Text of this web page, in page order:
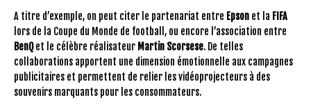
A titre d’exemple, on peut citer le partenariat entre Epson et la FIFA
lors de la Coupe du Monde de football, ou encore l’association entre
BenQet le célèbre réalisateur Martin Scorsese. De telles
collaborations apportent une dimension émotionnelle aux campagnes
publicitaires et permettent de relier les vidéoprojecteurs à des
souvenirs marquants pour les consommateurs.